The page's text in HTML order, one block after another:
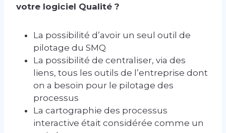
votre logiciel Qualité ?
La possibilité d’avoir un seul outil de
pilotage du SMQ
La possibilité de centraliser, via des
liens, tous les outils de l’entreprise dont
on a besoin pour le pilotage des
processus
La cartographie des processus
interactive était considérée comme un